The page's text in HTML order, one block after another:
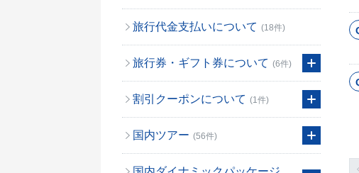
旅行代金支払いについて (18件)
旅行券・ギフト券について (6件)
割引クーポンについて (1件)
国内ツアー (56件)